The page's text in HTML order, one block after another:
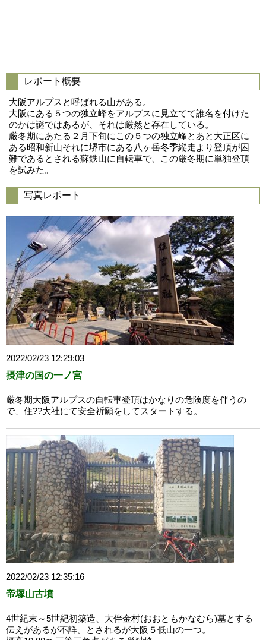
レポート概要
大阪アルプスと呼ばれる山がある。
大阪にある５つの独立峰をアルプスに見立てて誰名を付けた
のかは謎ではあるが、それは厳然と存在している。
厳冬期にあたる２月下旬にこの５つの独立峰とあと大正区に
ある昭和新山それに堺市にある八ヶ岳冬季縦走より登頂が困
難であるとされる蘇鉄山に自転車で、この厳冬期に単独登頂
を試みた。
写真レポート
2022/02/23 12:29:03
摂津の国の一ノ宮
厳冬期大阪アルプスの自転車登頂はかなりの危険度を伴うの
で、住??大社にて安全祈願をしてスタートする。
2022/02/23 12:35:16
帝塚山古墳
4世紀末～5世紀初築造、大伴金村(おおともかなむら)墓とする
伝えがあるが不詳。とされるが大阪５低山の一つ。